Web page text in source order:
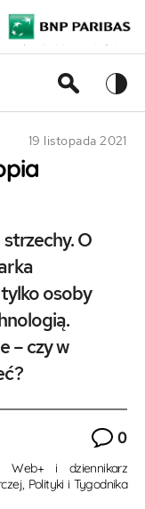
19 listopada 2021
O
osoby
– czy w
0
Web+ i dziennikarz
Polityki i Tygodnika